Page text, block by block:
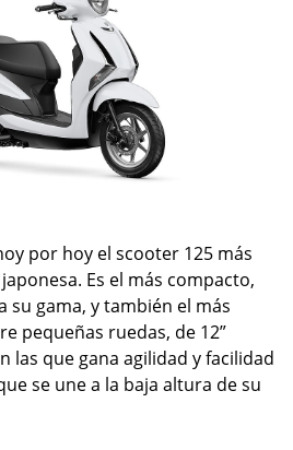
por hoy el scooter 125 más
Es el más compacto,
su gama, y también el más
pequeñas ruedas, de 12”
las que gana agilidad y facilidad
se une a la baja altura de su